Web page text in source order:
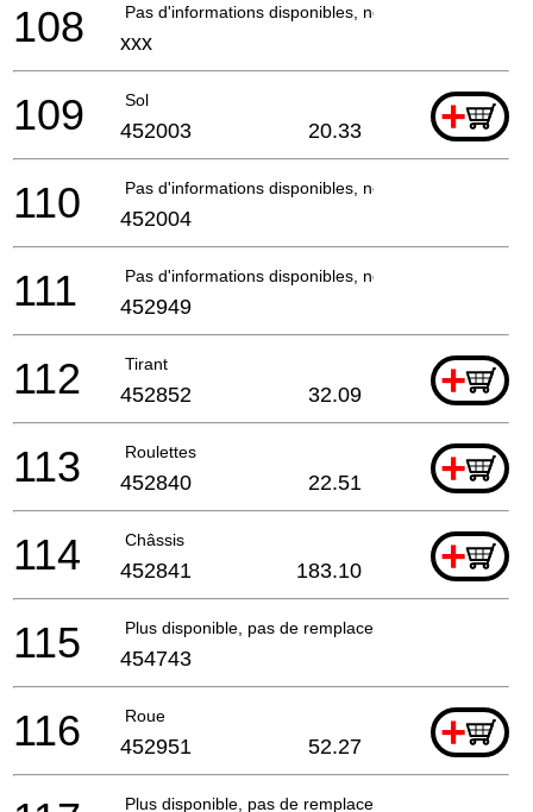
Pas d'informations disponibles, non commandable
108 xxx
Sol +
109 452003 20.33
Pas d'informations disponibles, non commandable
110 452004
Pas d'informations disponibles, non commandable
111 452949
Tirant +
112 452852 32.09
Roulettes +
113 452840 22.51
Châssis +
114 452841 183.10
Plus disponible, pas de remplacement
115 454743
Roue +
116 452951 52.27
Plus disponible, pas de remplacement